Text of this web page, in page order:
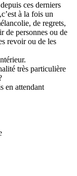
ces derniers
à la fois un
de regrets,
de personnes ou de
revoir ou de les
très particulière
en attendant